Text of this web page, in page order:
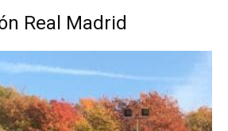
Real Madrid